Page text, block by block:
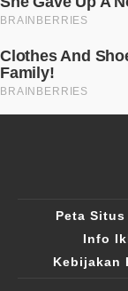
Peta Situs
Info
Kebijakan